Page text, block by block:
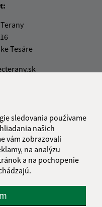
sledovania používame
našich
vám zobrazovali
na analýzu
a na pochopenie
Tesáre